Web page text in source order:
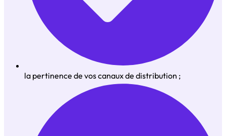
la pertinence de vos canaux de distribution ;